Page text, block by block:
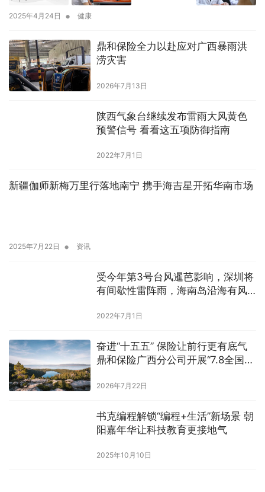
2025年4月24日 • 健康
鼎和保险全力以赴应对广西暴雨洪
涝灾害
2026年7月13日
陕西气象台继续发布雷雨大风黄色
预警信号 看看这五项防御指南
2022年7月1日
新疆伽师新梅万里行落地南宁 携手海吉星开拓华南市场
2025年7月22日 • 资讯
受今年第3号台风暹芭影响，深圳将
有间歇性雷阵雨，海南岛沿海有风
2022年7月1日
奋进“十五五” 保险让前行更有底气
鼎和保险广西分公司开展“7.8全国保
2026年7月22日
书克编程解锁“编程+生活”新场景 朝
阳嘉年华让科技教育更接地气
2025年10月10日